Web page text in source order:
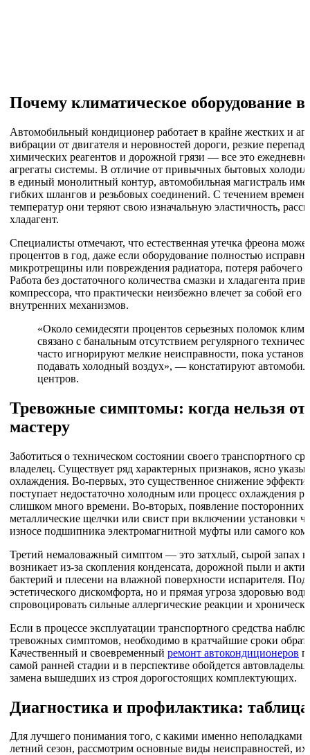
Почему климатическое оборудование
Автомобильный кондиционер работает в крайне жестких и
вибрации от двигателя и неровностей дороги, резкие
химических реагентов и дорожной грязи — все это
агрегаты системы. В отличие от привычных бытовых
в единый монолитный контур, автомобильная магистраль
гибких шлангов и резьбовых соединений. С течением
температур они теряют свою изначальную эластичность,
хладагент.
Специалисты отмечают, что естественная утечка фреона
процентов в год, даже если оборудование полностью
микротрещины или повреждения радиатора, потеря рабочего
Работа без достаточного количества смазки и хладагента
компрессора, что практически неизбежно влечет за собой
внутренних механизмов.
«Около семидесяти процентов серьезных поломок
связано с банальным отсутствием регулярного
часто игнорируют мелкие неисправности, пока
подавать холодный воздух», — констатируют
центров.
Тревожные симптомы: когда нельзя
мастеру
Заботиться о техническом состоянии своего транспортного
владелец. Существует ряд характерных признаков, ясно
охлаждения. Во-первых, это существенное снижение
поступает недостаточно холодным или процесс охлаждения
слишком много времени. Во-вторых, появление посторонних
металлические щелчки или свист при включении установки
износе подшипника электромагнитной муфты или самого
Третий немаловажный симптом — это затхлый, сырой запах
возникает из-за скопления конденсата, дорожной пыли и
бактерий и плесени на влажной поверхности испарителя.
эстетического дискомфорта, но и прямая угроза здоровью
спровоцировать сильные аллергические реакции и
Если в процессе эксплуатации транспортного средства
тревожных симптомов, необходимо в кратчайшие сроки
Качественный и своевременный ремонт автокондиционеров
самой ранней стадии и в перспективе обойдется
замена вышедших из строя дорогостоящих комплектующих.
Диагностика и профилактика:
Для лучшего понимания того, с какими именно неполадками
летний сезон, рассмотрим основные виды неисправностей,